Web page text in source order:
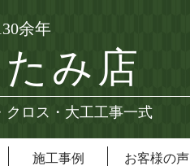
余年
み店
クロス・大工工事一式
施工事例 お客様の声